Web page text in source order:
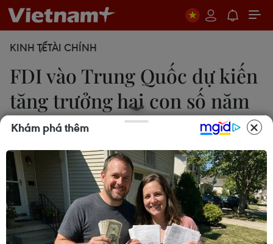
KINH TẾTÀI CHÍNH
FDI vào Trung Quốc dự kiến
tăng trưởng hai con số năm
2021
Lê Minh
19/11/2021 00:34
Theo người phát ngôn Bộ Thương mại Trung Quốc,
đầu tư trực tiếp nước ngoài (FDI) vào Trung Quốc
Khám phá thêm